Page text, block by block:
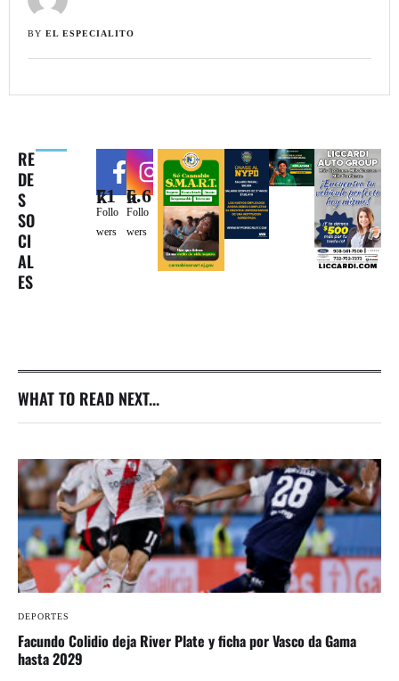
BY EL ESPECIALITO
RE
DE
S
SO
CI
AL
ES
71k
Follo
wers
6.6k
Follo
wers
WHAT TO READ NEXT...
DEPORTES
Facundo Colidio deja River Plate y ficha por Vasco da Gama
hasta 2029